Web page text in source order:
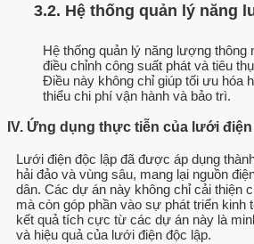
3.2. Hệ thống quản lý năng
Hệ thống quản lý năng lượng thông
điều chỉnh công suất phát và tiêu
Điều này không chỉ giúp tối ưu hóa
thiểu chi phí vận hành và bảo trì.
IV. Ứng dụng thực tiễn của lưới
Lưới điện độc lập đã được áp dụng
hải đảo và vùng sâu, mang lại nguồn
dân. Các dự án này không chỉ cải thiện
mà còn góp phần vào sự phát triển kinh
kết quả tích cực từ các dự án này là
và hiệu quả của lưới điện độc lập.